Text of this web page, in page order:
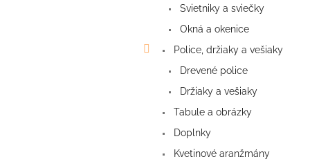
Svietniky a sviečky
Okná a okenice
Police, držiaky a vešiaky
Drevené police
Držiaky a vešiaky
Tabule a obrázky
Doplnky
Kvetinové aranžmány